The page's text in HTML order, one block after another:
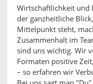
Wirtschaftlichkeit und
der ganzheitliche
Mittelpunkt steht,
Zusammenhalt im
sind uns wichtig. Wir
Formaten positive
– so erfahren wir